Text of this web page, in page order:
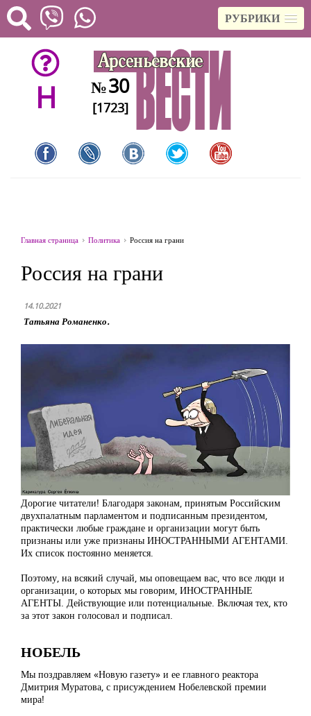
РУБРИКИ
H №30
[1723]
Главная страница Политика Россия на грани
Россия на грани
14.10.2021
Татьяна Романенко.
Дорогие читатели! Благодаря законам, принятым Российским
двухпалатным парламентом и подписанным президентом,
практически любые граждане и организации могут быть
признаны или уже признаны ИНОСТРАННЫМИ АГЕНТАМИ.
Их список постоянно меняется.
Поэтому, на всякий случай, мы оповещаем вас, что все люди и
организации, о которых мы говорим, ИНОСТРАННЫЕ
АГЕНТЫ. Действующие или потенциальные. Включая тех, кто
за этот закон голосовал и подписал.
НОБЕЛЬ
Мы поздравляем «Новую газету» и ее главного реактора
Дмитрия Муратова, с присуждением Нобелевской премии
мира!